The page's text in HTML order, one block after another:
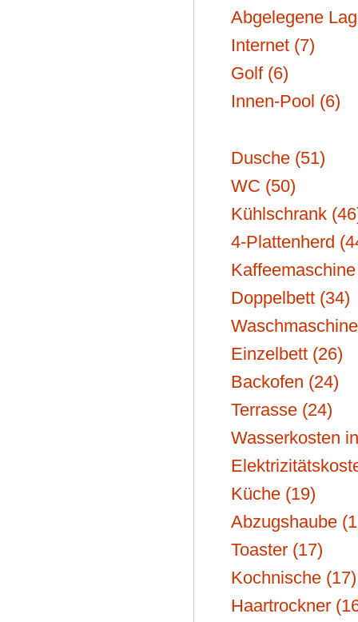
Abgelegene
Internet (7)
Golf (6)
Innen-Pool (6)
Dusche (51)
WC (50)
Kühlschrank
4-Plattenherd
Doppelbett (34)
Einzelbett (26)
Backofen (24)
Terrasse (24)
Wasserkosten
Küche (19)
Abzugshaube
Toaster (17)
Kochnische (17)
Haartrockner